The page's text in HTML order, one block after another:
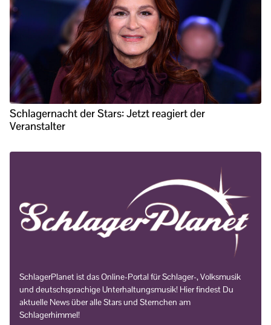
Schlagernacht der Stars: Jetzt reagiert der
Veranstalter
SchlagerPlanet ist das Online-Portal für Schlager-, Volksmusik
und deutschsprachige Unterhaltungsmusik! Hier findest Du
aktuelle News über alle Stars und Sternchen am
Schlagerhimmel!